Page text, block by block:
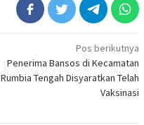
Pos berikutnya
Penerima Bansos di Kecamatan
Rumbia Tengah Disyaratkan Telah
Vaksinasi